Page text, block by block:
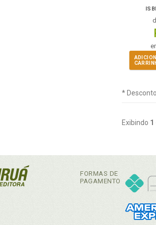
*
Exibindo 1
FORMAS DE
PAGAMENTO